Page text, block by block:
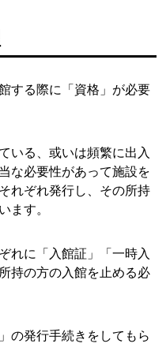
する際に「資格」が必要
いる、或いは頻繁に出入
な必要性があって施設を
れぞれ発行し、その所持
ます。
れに「入館証」「一時入
持の方の入館を止める必
の発行手続きをしてもら